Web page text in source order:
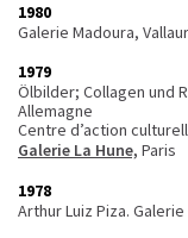
1980
Galerie Madoura,
1979
Ölbilder; Collagen und
Allemagne
Centre d’action
Galerie La Hune, Paris
1978
Arthur Luiz Piza.